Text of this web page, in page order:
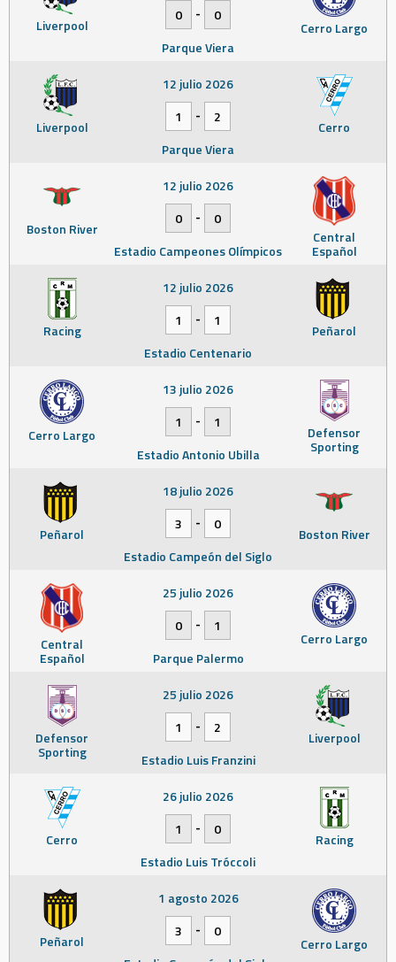
Liverpool Cerro Largo
0
-
0
Parque Viera
Liverpool Cerro
12 julio 2026
1
-
2
Parque Viera
Boston River Central
Español
12 julio 2026
0
-
0
Estadio Campeones Olímpicos
Racing Peñarol
12 julio 2026
1
-
1
Estadio Centenario
Cerro Largo Defensor
Sporting
13 julio 2026
1
-
1
Estadio Antonio Ubilla
Peñarol Boston River
18 julio 2026
3
-
0
Estadio Campeón del Siglo
Central
Español
Cerro Largo
25 julio 2026
0
-
1
Parque Palermo
Defensor
Sporting
Liverpool
25 julio 2026
1
-
2
Estadio Luis Franzini
Cerro Racing
26 julio 2026
1
-
0
Estadio Luis Tróccoli
Peñarol Cerro Largo
1 agosto 2026
3
-
0